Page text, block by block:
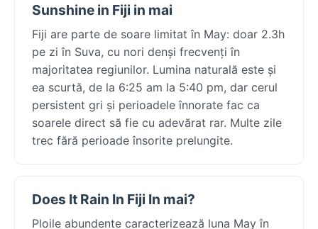
Sunshine in Fiji in mai
Fiji are parte de soare limitat în May: doar 2.3h
pe zi în Suva, cu nori denși frecvenți în
majoritatea regiunilor. Lumina naturală este și
ea scurtă, de la 6:25 am la 5:40 pm, dar cerul
persistent gri și perioadele înnorate fac ca
soarele direct să fie cu adevărat rar. Multe zile
trec fără perioade însorite prelungite.
Does It Rain In Fiji In mai?
Ploile abundente caracterizează luna May în